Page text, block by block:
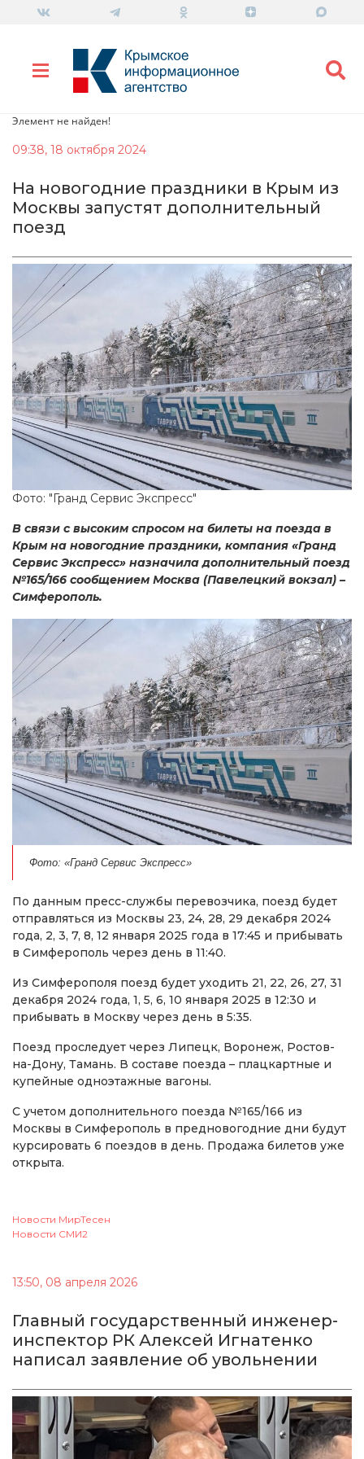
Элемент не найден!
09:38, 18 октября 2024
На новогодние праздники в Крым из
Москвы запустят дополнительный
поезд
Фото: "Гранд Сервис Экспресс"
В связи с высоким спросом на билеты на поезда в
Крым на новогодние праздники, компания «Гранд
Сервис Экспресс» назначила дополнительный поезд
№165/166 сообщением Москва (Павелецкий вокзал) –
Симферополь.
Фото: «Гранд Сервис Экспресс»
По данным пресс-службы перевозчика, поезд будет
отправляться из Москвы 23, 24, 28, 29 декабря 2024
года, 2, 3, 7, 8, 12 января 2025 года в 17:45 и прибывать
в Симферополь через день в 11:40.
Из Симферополя поезд будет уходить 21, 22, 26, 27, 31
декабря 2024 года, 1, 5, 6, 10 января 2025 в 12:30 и
прибывать в Москву через день в 5:35.
Поезд проследует через Липецк, Воронеж, Ростов-
на-Дону, Тамань. В составе поезда – плацкартные и
купейные одноэтажные вагоны.
С учетом дополнительного поезда №165/166 из
Москвы в Симферополь в предновогодние дни будут
курсировать 6 поездов в день. Продажа билетов уже
открыта.
Новости МирТесен
Новости СМИ2
13:50, 08 апреля 2026
Главный государственный инженер-
инспектор РК Алексей Игнатенко
написал заявление об увольнении